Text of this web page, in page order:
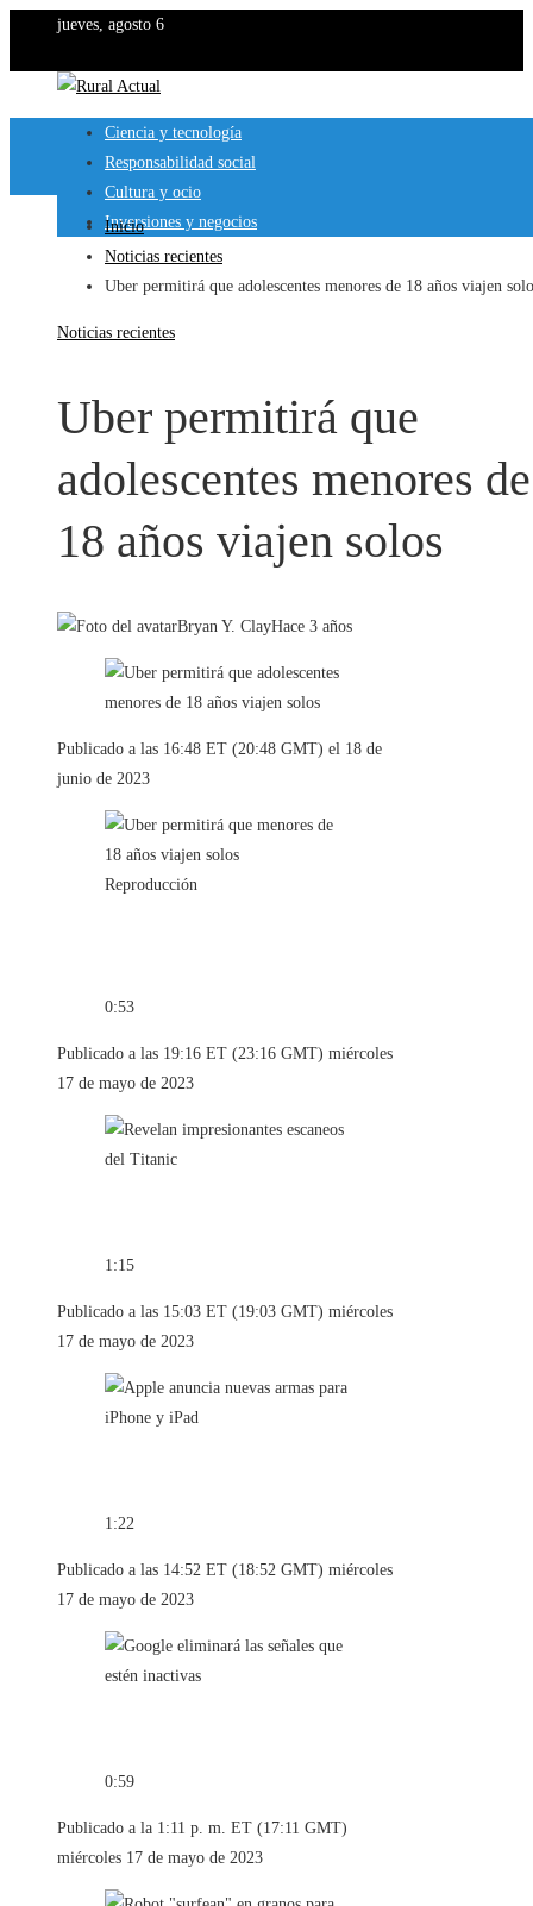
jueves, agosto 6
Ciencia y tecnología
Responsabilidad social
Cultura y ocio
Inversiones y negocios
Inicio
Noticias recientes
Uber permitirá que adolescentes menores de 18 años viajen
Noticias recientes
Uber permitirá que
adolescentes menores de
18 años viajen solos
Bryan Y. ClayHace 3 años
Publicado a las 16:48 ET (20:48 GMT) el 18 de
junio de 2023
Reproducción
0:53
Publicado a las 19:16 ET (23:16 GMT) miércoles
17 de mayo de 2023
1:15
Publicado a las 15:03 ET (19:03 GMT) miércoles
17 de mayo de 2023
1:22
Publicado a las 14:52 ET (18:52 GMT) miércoles
17 de mayo de 2023
0:59
Publicado a la 1:11 p. m. ET (17:11 GMT)
miércoles 17 de mayo de 2023